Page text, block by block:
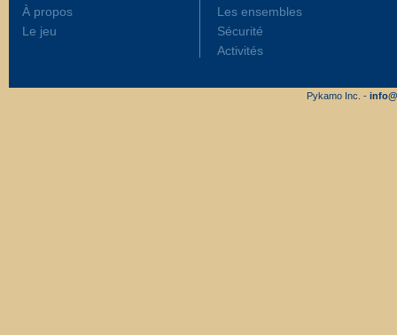
À propos
Le jeu
Les ensembles
Sécurité
Activités
Pykamo Inc. -